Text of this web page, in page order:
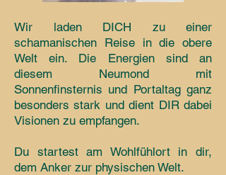
Wir laden DICH zu einer
schamanischen Reise in die obere
Welt ein. Die Energien sind an
diesem Neumond mit
Sonnenfinsternis und Portaltag ganz
besonders stark und dient DIR dabei
Visionen zu empfangen.
Du startest am Wohlfühlort in dir,
dem Anker zur physischen Welt.